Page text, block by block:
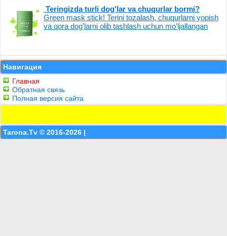
Teringizda turli dog'lar va chuqurlar bormi?
Green mask stick! Terini tozalash, chuqurlarni yopish
va qora dog'larni olib tashlash uchun mo'ljallangan
Навигация
Главная
Обратная связь
Полная версия сайта
Tarona.Tv © 2016-2026 |